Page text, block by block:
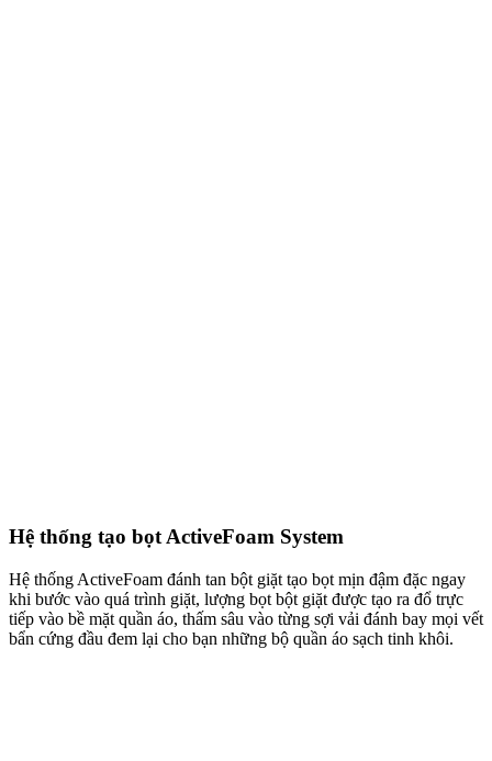
Hệ thống tạo bọt ActiveFoam System
Hệ thống ActiveFoam đánh tan bột giặt tạo bọt mịn đậm đặc ngay
khi bước vào quá trình giặt, lượng bọt bột giặt được tạo ra đổ trực
tiếp vào bề mặt quần áo, thấm sâu vào từng sợi vải đánh bay mọi vết
bẩn cứng đầu đem lại cho bạn những bộ quần áo sạch tinh khôi.